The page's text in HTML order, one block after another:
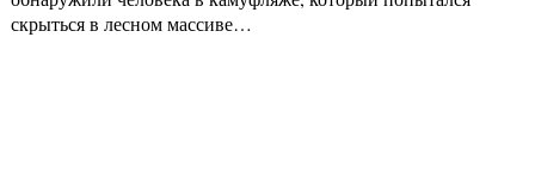
скрыться в лесном массиве…